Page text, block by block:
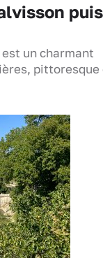
un charmant
pittoresque